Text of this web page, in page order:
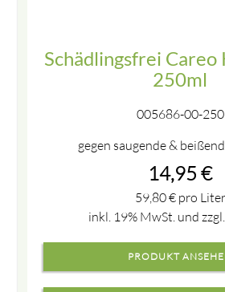
Schädlingsfrei
250ml
005686-00-250
gegen saugende &
14,95 €
59,80€pro Liter
inkl. 19% MwSt. und zzgl.
PRODUKT